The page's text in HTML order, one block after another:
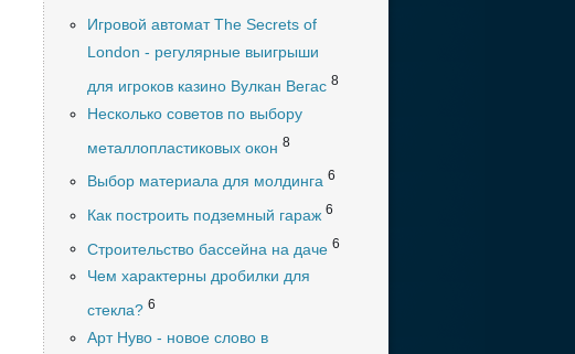
Игровой автомат The Secrets of
London - регулярные выигрыши
для игроков казино Вулкан Вегас 8
Несколько советов по выбору
металлопластиковых окон 8
Выбор материала для молдинга 6
Как построить подземный гараж 6
Строительство бассейна на даче 6
Чем характерны дробилки для
стекла? 6
Арт Нуво - новое слово в